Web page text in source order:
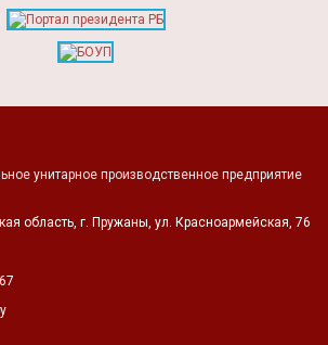
унитарное производственное предприятие
область, г. Пружаны, ул. Красноармейская, 76